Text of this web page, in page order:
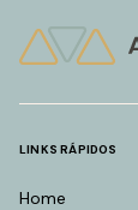
LINKS RÁPIDOS
Home